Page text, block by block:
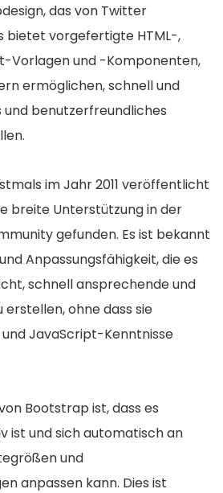
das von Twitter
bietet vorgefertigte HTML-,
Vorlagen und -Komponenten,
ermöglichen, schnell und
benutzerfreundliches
im Jahr 2011 veröffentlicht
breite Unterstützung in der
gefunden. Es ist bekannt
Anpassungsfähigkeit, die es
schnell ansprechende und
erstellen, ohne dass sie
JavaScript-Kenntnisse
Bootstrap ist, dass es
ist und sich automatisch an
und
anpassen kann. Dies ist